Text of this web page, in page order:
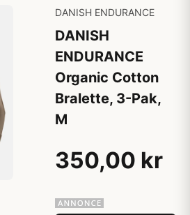
DANISH ENDURANCE
DANISH
ENDURANCE
Organic Cotton
Bralette, 3-Pak,
M
350,00 kr